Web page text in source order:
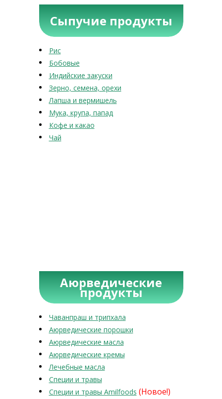
Сыпучие продукты
Рис
Бобовые
Индийские закуски
Зерно, семена, орехи
Лапша и вермишель
Мука, крупа, папад
Кофе и какао
Чай
Аюрведические
продукты
Чаванпраш и трипхала
Аюрведические порошки
Аюрведические масла
Аюрведические кремы
Лечебные масла
Специи и травы
Специи и травы Amilfoods (Новое!)